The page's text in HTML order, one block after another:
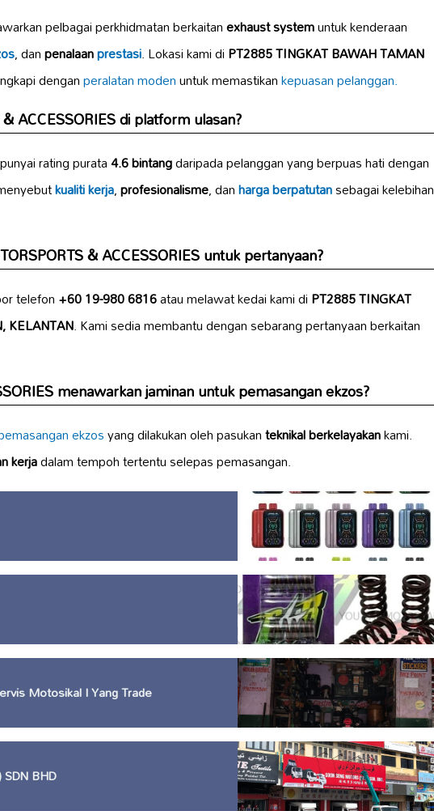
pelbagai perkhidmatan berkaitanexhaust systemuntuk kenderaan
, danpenalaanprestasi. Lokasi kami diPT2885 TINGKAT BAWAH TAMAN
denganperalatan modenuntuk memastikankepuasan pelanggan.
ACCESSORIES di platform ulasan?
rating purata4.6 bintangdaripada pelanggan yang berpuas hati dengan
kualiti kerja,profesionalisme, danharga berpatutansebagai kelebihan
& ACCESSORIES untuk pertanyaan?
telefon+60 19-980 6816atau melawat kedai kami diPT2885 TINGKAT
KELANTAN. Kami sedia membantu dengan sebarang pertanyaan berkaitan
menawarkan jaminan untuk pemasangan ekzos?
ekzosyang dilakukan oleh pasukanteknikal berkelayakankami.
kerjadalam tempoh tertentu selepas pemasangan.
Motosikal I Yang Trade
SDN BHD